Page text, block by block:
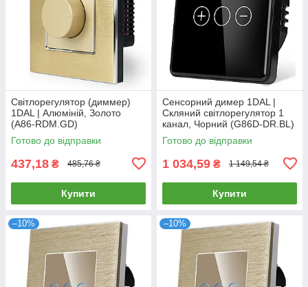
Світлорегулятор (диммер)
1DAL | Алюміній, Золото
(A86-RDM.GD)
Готово до відправки
437,18 ₴ 485,76 ₴
Купити
Сенсорний димер 1DAL |
Скляний світлорегулятор 1
канал, Чорний (G86D-DR.BL)
Готово до відправки
1 034,59 ₴ 1 149,54 ₴
Купити
–10% –10%